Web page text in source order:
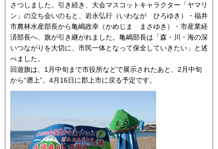
さつしました。引き続き、大会マスコットキャラクター「ヤマリ
ン」の立ち会いのもと、岩永弘行（いわなが ひろゆき）・福井
市農林水産部長から亀嶋政幸（かめじま まさゆき）・市産業経
済部長へ、旗が引き継がれました。亀嶋部長は「森・川・海の深
いつながりを大切に、市民一体となって保全していきたい」と述
べました。
回遊旗は、1月中旬まで市役所などで展示されたあと、2月中旬
から“遡上”。4月16日に郡上市に戻る予定です。